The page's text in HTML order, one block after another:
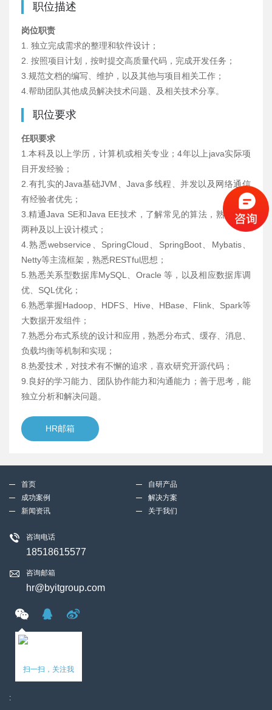
职位描述
岗位职责
1. 独立完成需求的整理和软件设计；
2. 按照项目计划，按时提交高质量代码，完成开发任务；
3.规范文档的编写、维护，以及其他与项目相关工作；
4.帮助团队其他成员解决技术问题、及相关技术分享。
职位要求
任职要求
1.本科及以上学历，计算机或相关专业；4年以上java实际项
目开发经验；
2.有扎实的Java基础JVM、Java多线程、并发以及网络通信
有经验者优先；
3.精通Java SE和Java EE技术，了解常见的算法，熟练使用
两种及以上设计模式；
4.熟悉webservice、SpringCloud、SpringBoot、Mybatis、
Netty等主流框架，熟悉RESTful思想；
5.熟悉关系型数据库MySQL、Oracle 等，以及相应数据库调
优、SQL优化；
6.熟悉掌握Hadoop、HDFS、Hive、HBase、Flink、Spark等
大数据开发组件；
7.熟悉分布式系统的设计和应用，熟悉分布式、缓存、消息、
负载均衡等机制和实现；
8.热爱技术，对技术有不懈的追求，喜欢研究开源代码；
9.良好的学习能力、团队协作能力和沟通能力；善于思考，能
独立分析和解决问题。
HR邮箱
首页
自研产品
成功案例
解决方案
新闻资讯
关于我们
咨询电话
18518615577
咨询邮箱
hr@byitgroup.com
扫一扫，关注我
: